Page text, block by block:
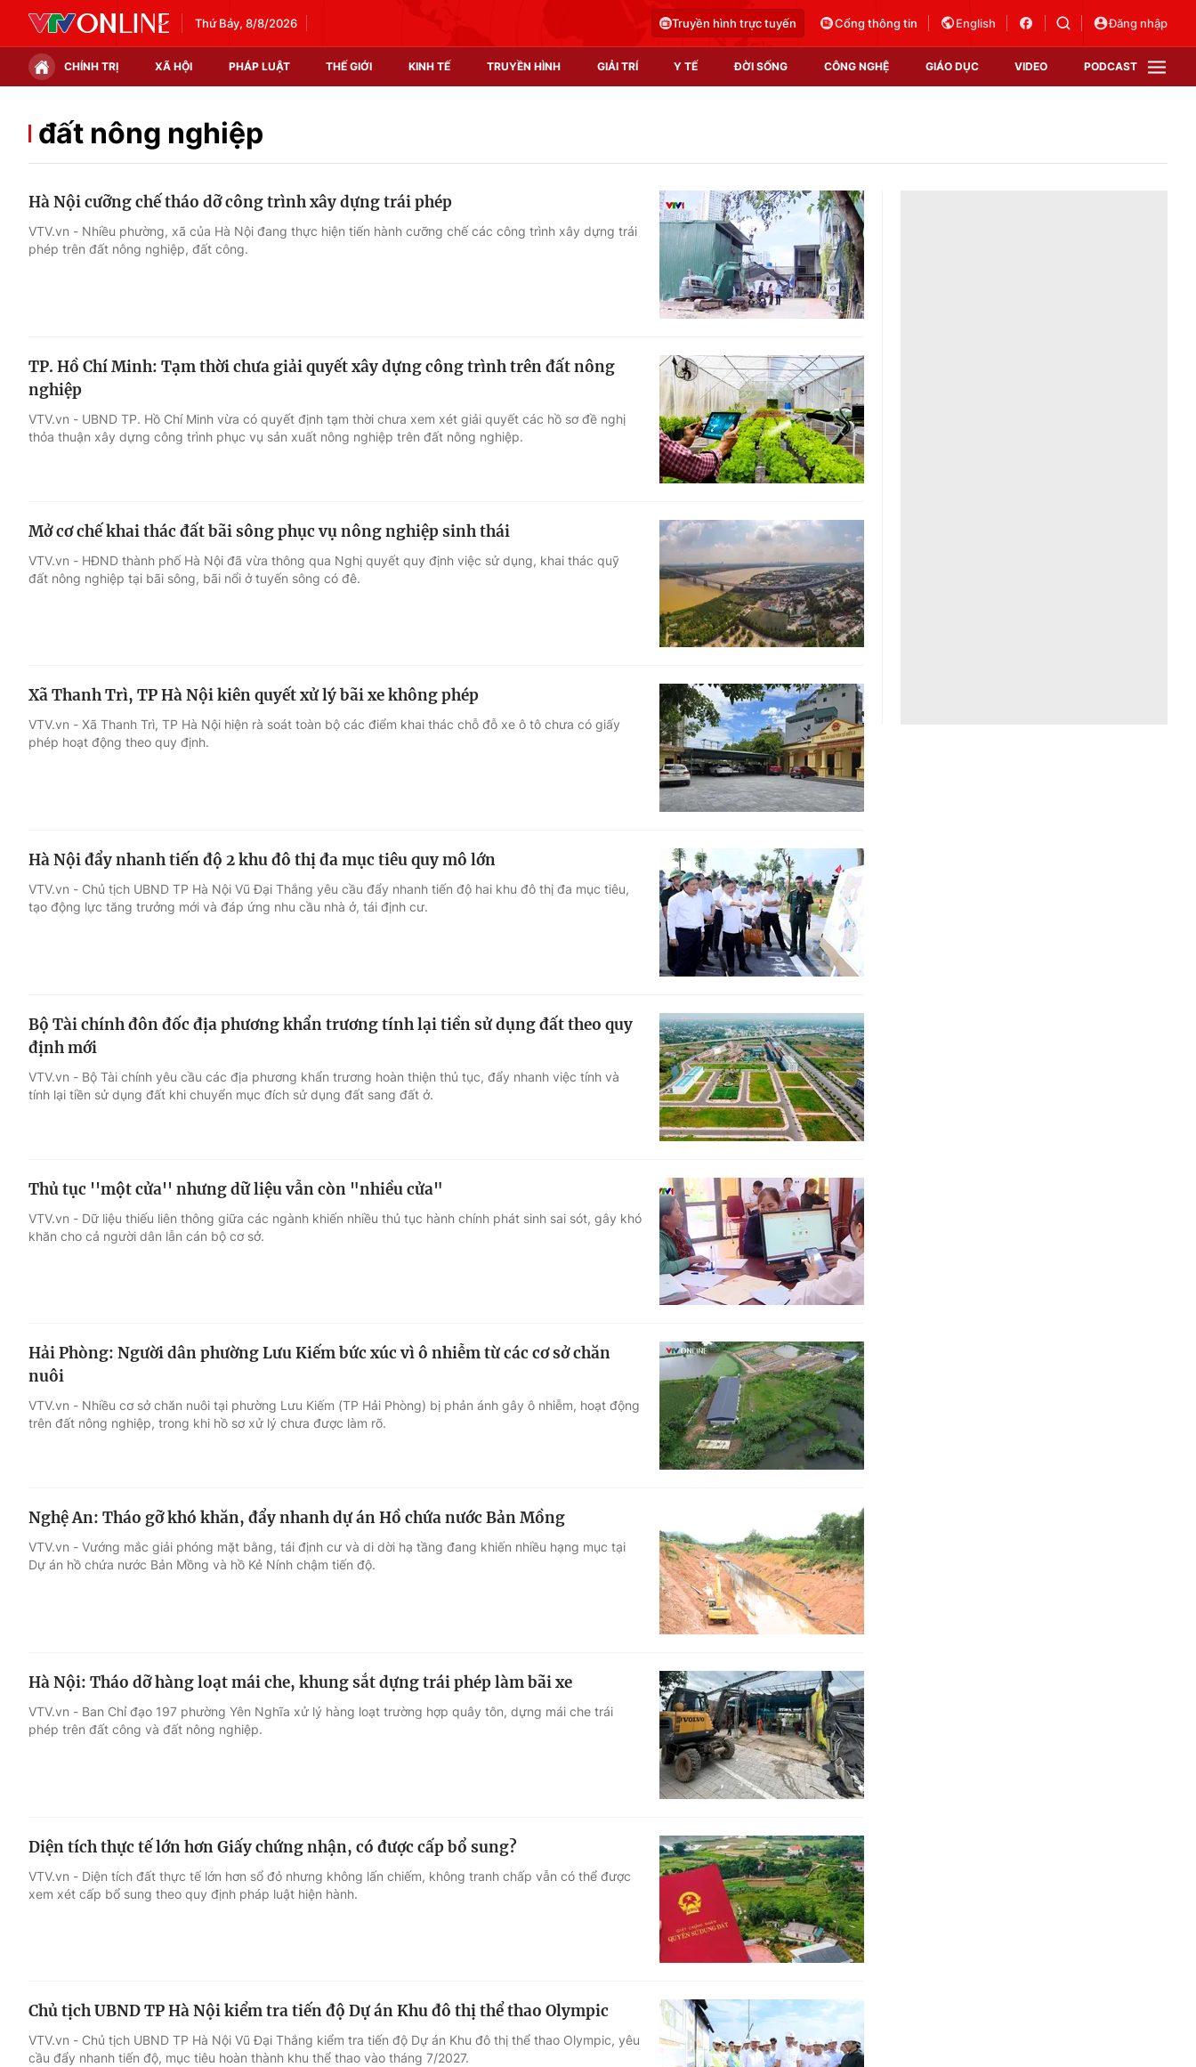
Thứ Bảy, 8/8/2026 Truyền hình trực tuyến Cổng thông tin English Đăng nhập
CHÍNH TRỊ XÃ HỘI PHÁP LUẬT THẾ GIỚI KINH TẾ TRUYỀN HÌNH GIẢI TRÍ Y TẾ ĐỜI SỐNG CÔNG NGHỆ GIÁO DỤC VIDEO PODCAST
Chính trị
Thế giới đó đây
Video
Shorts video
Podcast
EMagazine
Photo
Infographic
Góc ảnh
Điện ảnh
Âm nhạc
Sao
Du lịch
Làm đẹp
Chất lượng cuộc sống
Tuyển sinh
Học trực tuyến
Công nghệ
Hitech Công nghệ tương lai
Sản phẩm
Thị trường
Tư vấn
VTV Sức khoẻ
đất nông nghiệp
Hà Nội cưỡng chế tháo dỡ công trình xây dựng trái phép
VTV.vn - Nhiều phường, xã của Hà Nội đang thực hiện tiến hành cưỡng chế các công trình xây dựng trái
phép trên đất nông nghiệp, đất công.
TP. Hồ Chí Minh: Tạm thời chưa giải quyết xây dựng công trình trên đất nông
nghiệp
VTV.vn - UBND TP. Hồ Chí Minh vừa có quyết định tạm thời chưa xem xét giải quyết các hồ sơ đề nghị
thỏa thuận xây dựng công trình phục vụ sản xuất nông nghiệp trên đất nông nghiệp.
Mở cơ chế khai thác đất bãi sông phục vụ nông nghiệp sinh thái
VTV.vn - HĐND thành phố Hà Nội đã vừa thông qua Nghị quyết quy định việc sử dụng, khai thác quỹ
đất nông nghiệp tại bãi sông, bãi nổi ở tuyến sông có đê.
Xã Thanh Trì, TP Hà Nội kiên quyết xử lý bãi xe không phép
VTV.vn - Xã Thanh Trì, TP Hà Nội hiện rà soát toàn bộ các điểm khai thác chỗ đỗ xe ô tô chưa có giấy
phép hoạt động theo quy định.
Hà Nội đẩy nhanh tiến độ 2 khu đô thị đa mục tiêu quy mô lớn
VTV.vn - Chủ tịch UBND TP Hà Nội Vũ Đại Thắng yêu cầu đẩy nhanh tiến độ hai khu đô thị đa mục tiêu,
tạo động lực tăng trưởng mới và đáp ứng nhu cầu nhà ở, tái định cư.
Bộ Tài chính đôn đốc địa phương khẩn trương tính lại tiền sử dụng đất theo quy
định mới
VTV.vn - Bộ Tài chính yêu cầu các địa phương khẩn trương hoàn thiện thủ tục, đẩy nhanh việc tính và
tính lại tiền sử dụng đất khi chuyển mục đích sử dụng đất sang đất ở.
Thủ tục ''một cửa'' nhưng dữ liệu vẫn còn "nhiều cửa"
VTV.vn - Dữ liệu thiếu liên thông giữa các ngành khiến nhiều thủ tục hành chính phát sinh sai sót, gây khó
khăn cho cả người dân lẫn cán bộ cơ sở.
Hải Phòng: Người dân phường Lưu Kiếm bức xúc vì ô nhiễm từ các cơ sở chăn
nuôi
VTV.vn - Nhiều cơ sở chăn nuôi tại phường Lưu Kiếm (TP Hải Phòng) bị phản ánh gây ô nhiễm, hoạt động
trên đất nông nghiệp, trong khi hồ sơ xử lý chưa được làm rõ.
Nghệ An: Tháo gỡ khó khăn, đẩy nhanh dự án Hồ chứa nước Bản Mồng
VTV.vn - Vướng mắc giải phóng mặt bằng, tái định cư và di dời hạ tầng đang khiến nhiều hạng mục tại
Dự án hồ chứa nước Bản Mồng và hồ Kẻ Nính chậm tiến độ.
Hà Nội: Tháo dỡ hàng loạt mái che, khung sắt dựng trái phép làm bãi xe
VTV.vn - Ban Chỉ đạo 197 phường Yên Nghĩa xử lý hàng loạt trường hợp quây tôn, dựng mái che trái
phép trên đất công và đất nông nghiệp.
Diện tích thực tế lớn hơn Giấy chứng nhận, có được cấp bổ sung?
VTV.vn - Diện tích đất thực tế lớn hơn sổ đỏ nhưng không lấn chiếm, không tranh chấp vẫn có thể được
xem xét cấp bổ sung theo quy định pháp luật hiện hành.
Chủ tịch UBND TP Hà Nội kiểm tra tiến độ Dự án Khu đô thị thể thao Olympic
VTV.vn - Chủ tịch UBND TP Hà Nội Vũ Đại Thắng kiểm tra tiến độ Dự án Khu đô thị thể thao Olympic, yêu
cầu đẩy nhanh tiến độ, mục tiêu hoàn thành khu thể thao vào tháng 7/2027.